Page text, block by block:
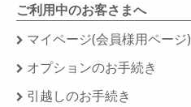
ご利用中のお客さまへ
マイページ(会員様用ページ)
オプションのお手続き
引越しのお手続き